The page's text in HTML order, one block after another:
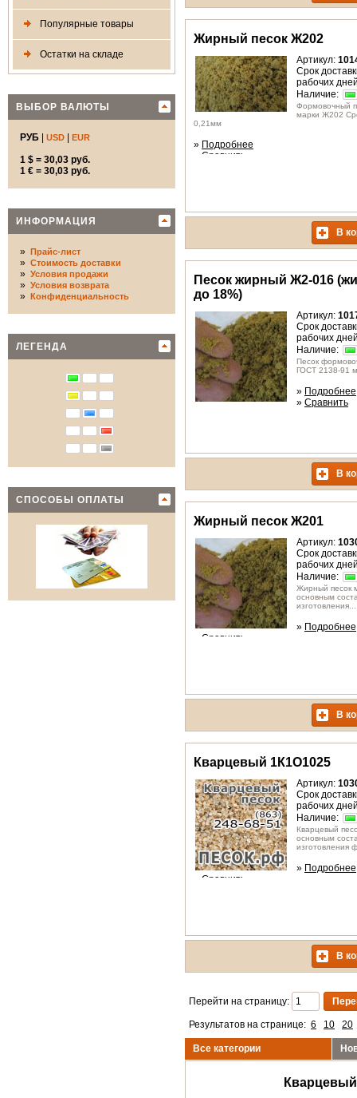
Популярные товары
Остатки на складе
ВЫБОР ВАЛЮТЫ
РУБ USD EUR
1 $ = 30,03 руб.
1 € = 30,03 руб.
ИНФОРМАЦИЯ
» Прайс-лист
» Стоимость доставки
» Условия продажи
» Условия возврата
» Конфиденциальность
ЛЕГЕНДА
СПОСОБЫ ОПЛАТЫ
Жирный песок Ж202
Артикул:
Срок
рабочих
Наличие:
Формовочный
марки Ж202
0,21мм
» Подробнее
Сравнить
В
Песок жирный Ж2-016
до 18%)
Артикул:
Срок
рабочих
Наличие:
Песок
ГОСТ 2138-91
» Подробнее
» Сравнить
В
Жирный песок Ж201
Артикул:
Срок
рабочих
Наличие:
Жирный песок
основным
изготовления...
» Подробнее
Сравнить
В
Кварцевый 1К1О1025
Артикул:
Срок
рабочих
Наличие:
Кварцевый
основным
изготовления
» Подробнее
Сравнить
В
Перейти на страницу:
Результатов на странице: 6 10 20
Все категории
Кварцевый